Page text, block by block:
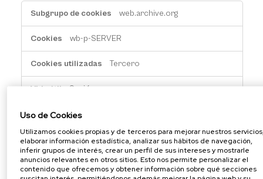
Cookies
de
personalización
web.archive.org
wb-p-SERVER
Tercero
Sesión
CONFIGURAR
Uso de Cookies
Utilizamos cookies propias y de terceros para mejorar nuestros
elaborar información estadística, analizar sus hábitos de navegación,
inferir grupos de interés, crear un perfil de sus intereses y mostrarle
anuncios relevantes en otros sitios. Esto nos permite personalizar el
contenido que ofrecemos y obtener información sobre qué secciones